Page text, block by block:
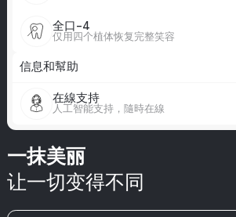
全口-4
仅用四个植体恢复完整笑容
信息和幫助
在線支持
人工智能支持，隨時在線
一抹美丽
让一切变得不同